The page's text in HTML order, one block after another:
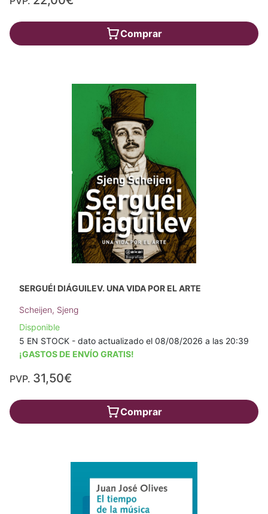
Comprar
SERGUÉI DIÁGUILEV. UNA VIDA POR EL ARTE
Scheijen, Sjeng
Disponible
5 EN STOCK - dato actualizado el 08/08/2026 a las 20:39
¡GASTOS DE ENVÍO GRATIS!
PVP. 31,50€
Comprar